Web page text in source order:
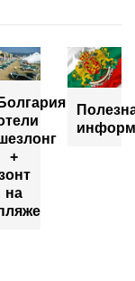
Болгария
+
на